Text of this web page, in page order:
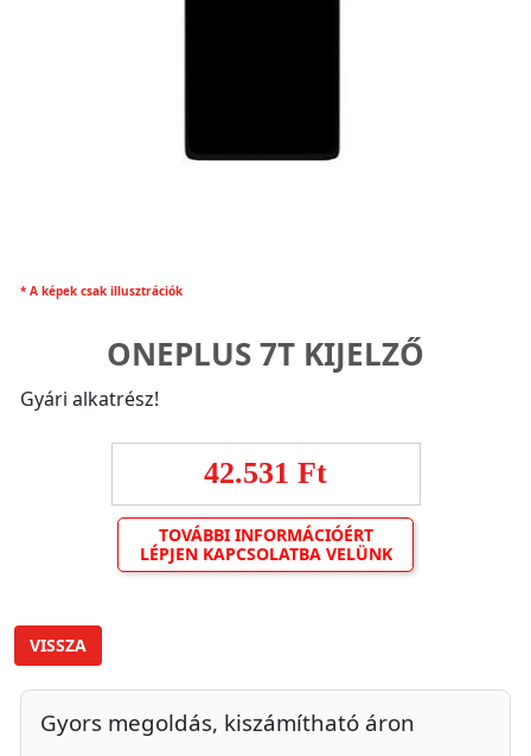
* A képek csak illusztrációk
ONEPLUS 7T KIJELZŐ
Gyári alkatrész!
42.531 Ft
TOVÁBBI INFORMÁCIÓÉRT
LÉPJEN KAPCSOLATBA VELÜNK
VISSZA
Gyors megoldás, kiszámítható áron